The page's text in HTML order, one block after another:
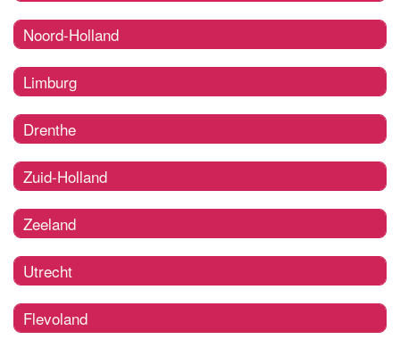
Noord-Holland
Limburg
Drenthe
Zuid-Holland
Zeeland
Utrecht
Flevoland